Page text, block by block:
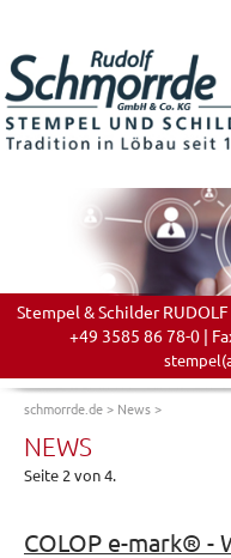
Stempel & Schilder RUDOLF
+49 3585 86 78-0 |
schmorrde.de> News>
NEWS
Seite 2 von 4.
COLOP e-mark® -